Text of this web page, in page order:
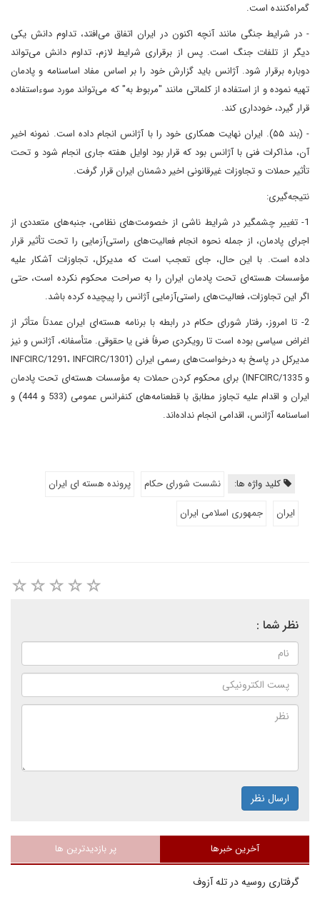
گمراه‌کننده است.
- در شرایط جنگی مانند آنچه اکنون در ایران اتفاق می‌افتد، تداوم دانش یکی
دیگر از تلفات جنگ است. پس از برقراری شرایط لازم، تداوم دانش می‌تواند
دوباره برقرار شود. آژانس باید گزارش خود را بر اساس مفاد اساسنامه و پادمان‌
تهیه نموده و از استفاده از کلماتی مانند "مربوط به" که می‌تواند مورد سوءاستفاده
قرار گیرد، خودداری کند.
- (بند ۵۵). ایران نهایت همکاری خود را با آژانس انجام داده است. نمونه اخیر
آن، مذاکرات فنی با آژانس بود که قرار بود اوایل هفته جاری انجام شود و تحت
تأثیر حملات و تجاوزات غیرقانونی اخیر دشمنان ایران قرار گرفت.
نتیجه‌گیری:
1- تغییر چشمگیر در شرایط ناشی از خصومت‌های نظامی، جنبه‌های متعددی از
اجرای پادمان‌، از جمله نحوه انجام فعالیت‌های راستی‌آزمایی را تحت تأثیر قرار
داده است. با این حال، جای تعجب است که مدیرکل، تجاوزات آشکار علیه
مؤسسات هسته‌ای تحت پادمان ایران را به صراحت محکوم نکرده است، حتی
اگر این تجاوزات، فعالیت‌های راستی‌آزمایی آژانس را پیچیده کرده باشد.
2- تا امروز، رفتار شورای حکام در رابطه با برنامه هسته‌ای ایران عمدتاً متأثر از
اغراض سیاسی بوده است تا رویکردی صرفاً فنی یا حقوقی. متأسفانه، آژانس و نیز
مدیرکل در پاسخ به درخواست‌های رسمی ایران (INFCIRC/1291، INFCIRC/1301
و INFCIRC/1335) برای محکوم کردن حملات به مؤسسات هسته‌ای تحت پادمان
ایران و اقدام علیه تجاوز مطابق با قطعنامه‌های کنفرانس عمومی (533 و 444) و
اساسنامه آژانس، اقدامی انجام نداده‌اند.
کلید واژه ها: نشست شورای حکام
پرونده هسته ای ایران
ایران
جمهوری اسلامی ایران
نظر شما :
ارسال نظر
آخرین خبرها پر بازدیدترین ها
گرفتاری روسیه در تله آزوف